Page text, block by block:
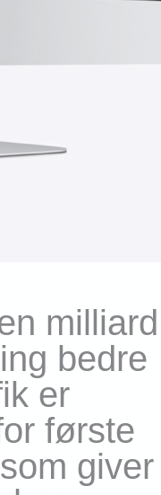
milliard
bedre
er
første
giver